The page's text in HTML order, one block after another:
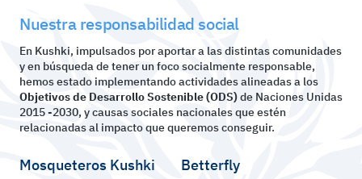
Nuestra responsabilidad social
En Kushki, impulsados por aportar a las distintas comunidades
y en búsqueda de tener un foco socialmente responsable,
hemos estado implementando actividades alineadas a los
Objetivos de Desarrollo Sostenible (ODS)de Naciones Unidas
2015 -2030, y causas sociales nacionales que estén
relacionadas al impacto que queremos conseguir.
Mosqueteros Kushki Betterfly